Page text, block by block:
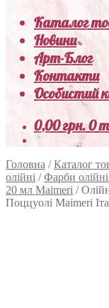
Каталог
Новини
Арт-Блог
Контакти
Особистий
0,00грн.0
Головна /Каталог
олійні /Фарби
20 мл Maimeri /
Поццуолі Maimeri